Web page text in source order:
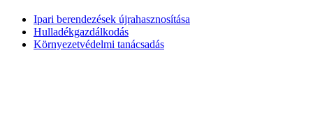
Ipari berendezések újrahasznosítása
Hulladékgazdálkodás
Környezetvédelmi tanácsadás